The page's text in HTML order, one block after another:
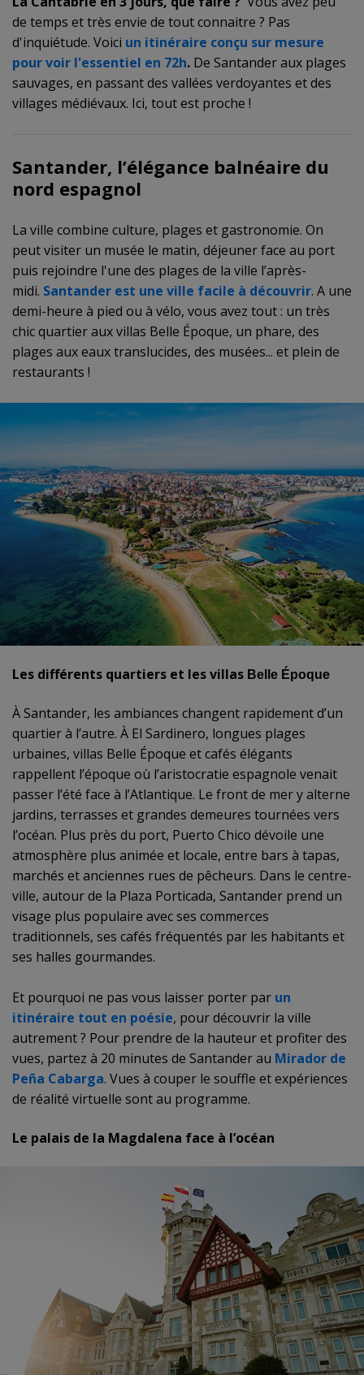
de temps et très envie de tout connaitre ? Pas
d'inquiétude. Voici un itinéraire conçu sur mesure
pour voir l'essentiel en 72h. De Santander aux plages
sauvages, en passant des vallées verdoyantes et des
villages médiévaux. Ici, tout est proche !
Santander, l’élégance balnéaire du
nord espagnol
La ville combine culture, plages et gastronomie. On
peut visiter un musée le matin, déjeuner face au port
puis rejoindre l'une des plages de la ville l’après-
midi. Santander est une ville facile à découvrir. A une
demi-heure à pied ou à vélo, vous avez tout : un très
chic quartier aux villas Belle Époque, un phare, des
plages aux eaux translucides, des musées... et plein de
restaurants !
Les différents quartiers et les villas Belle Époque
À Santander, les ambiances changent rapidement d’un
quartier à l’autre. À El Sardinero, longues plages
urbaines, villas Belle Époque et cafés élégants
rappellent l’époque où l’aristocratie espagnole venait
passer l’été face à l’Atlantique. Le front de mer y alterne
jardins, terrasses et grandes demeures tournées vers
l’océan. Plus près du port, Puerto Chico dévoile une
atmosphère plus animée et locale, entre bars à tapas,
marchés et anciennes rues de pêcheurs. Dans le centre-
ville, autour de la Plaza Porticada, Santander prend un
visage plus populaire avec ses commerces
traditionnels, ses cafés fréquentés par les habitants et
ses halles gourmandes.
Et pourquoi ne pas vous laisser porter par un
itinéraire tout en poésie, pour découvrir la ville
autrement ? Pour prendre de la hauteur et profiter des
vues, partez à 20 minutes de Santander au Mirador de
Peña Cabarga. Vues à couper le souffle et expériences
de réalité virtuelle sont au programme.
Le palais de la Magdalena face à l’océan